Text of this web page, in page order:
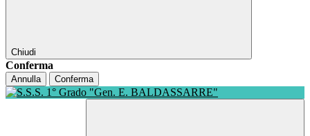
Chiudi
Conferma
Annulla Conferma